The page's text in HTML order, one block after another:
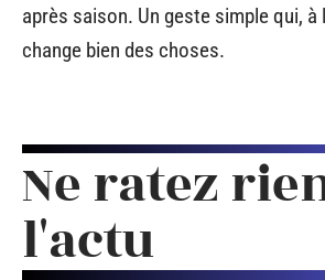
après saison. Un geste simple qui, à
change bien des choses.
Ne ratez
l'actu